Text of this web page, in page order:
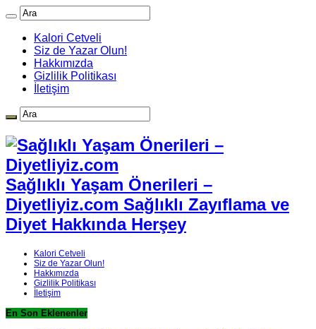
Kalori Cetveli
Siz de Yazar Olun!
Hakkımızda
Gizlilik Politikası
İletişim
Sağlıklı Yaşam Önerileri –
Diyetliyiz.com Sağlıklı Zayıflama ve
Diyet Hakkında Herşey
Kalori Cetveli
Siz de Yazar Olun!
Hakkımızda
Gizlilik Politikası
İletişim
En Son Eklenenler